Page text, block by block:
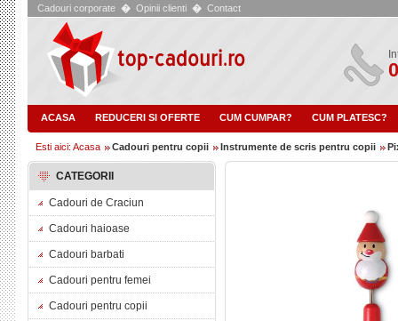
Cadouri corporate � Opinii clienti � Contact
ACASA REDUCERI SI OFERTE CUM CUMPAR? CUM PLATESC?
Esti aici: Acasa Cadouri pentru copii Instrumente de scris pentru copii
CATEGORII
Cadouri de Craciun
Cadouri haioase
Cadouri barbati
Cadouri pentru femei
Cadouri pentru copii